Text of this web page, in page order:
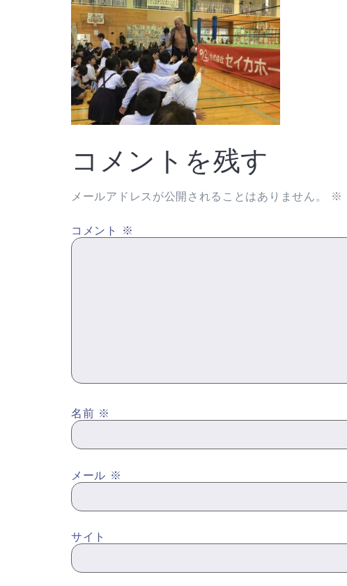
コメントを残す
メールアドレスが公開されることはありません。 ※
コメント ※
名前 ※
メール ※
サイト